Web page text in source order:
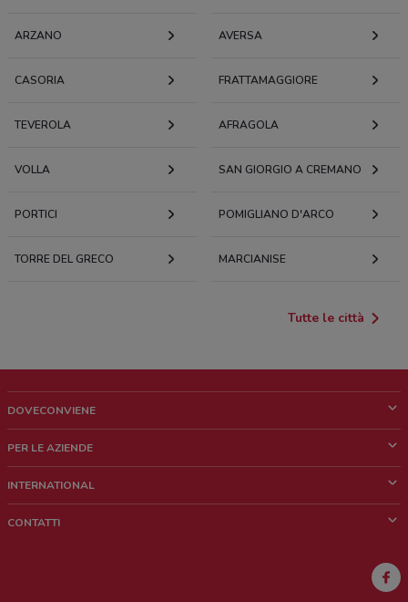
ARZANO AVERSA
CASORIA FRATTAMAGGIORE
TEVEROLA AFRAGOLA
VOLLA SAN GIORGIO A CREMANO
PORTICI POMIGLIANO D'ARCO
TORRE DEL GRECO MARCIANISE
Tutte le città
DOVECONVIENE
Chi siamo
Lavora con noi
PER LE AZIENDE
Richieste commerciali e marketing
INTERNATIONAL
CONTATTI